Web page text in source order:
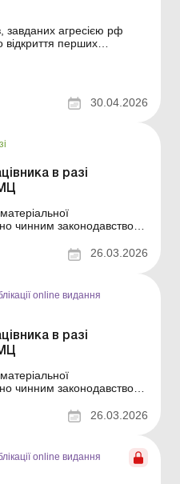
завданих агресією рф
відкриття перших
місцевого
майна,
30.04.2026
в разі
чинним законодавством і
цінностей
конфліктних ситуацій у
26.03.2026
online видання
в разі
чинним законодавством і
бізнесу: як
Виявлення нестачі
26.03.2026
online видання